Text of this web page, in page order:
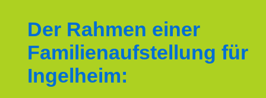
Der Rahmen einer
Familienaufstellung für
Ingelheim: